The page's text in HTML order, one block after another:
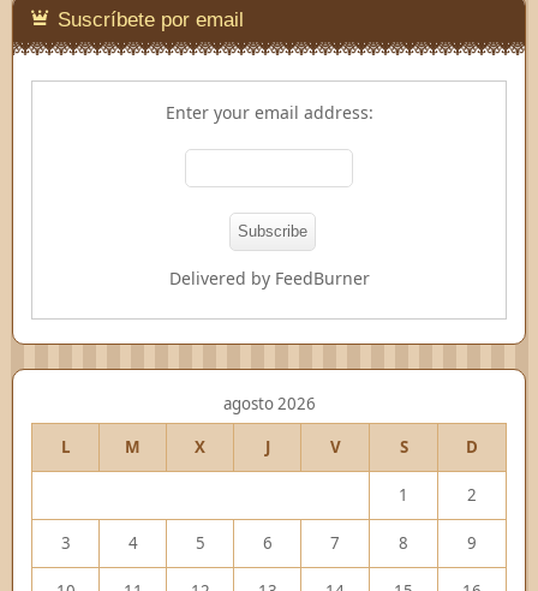
Suscríbete por email
Enter your email address:
Delivered by FeedBurner
agosto 2026
L
M X J V S D
1 2
3 4 5 6 7 8 9